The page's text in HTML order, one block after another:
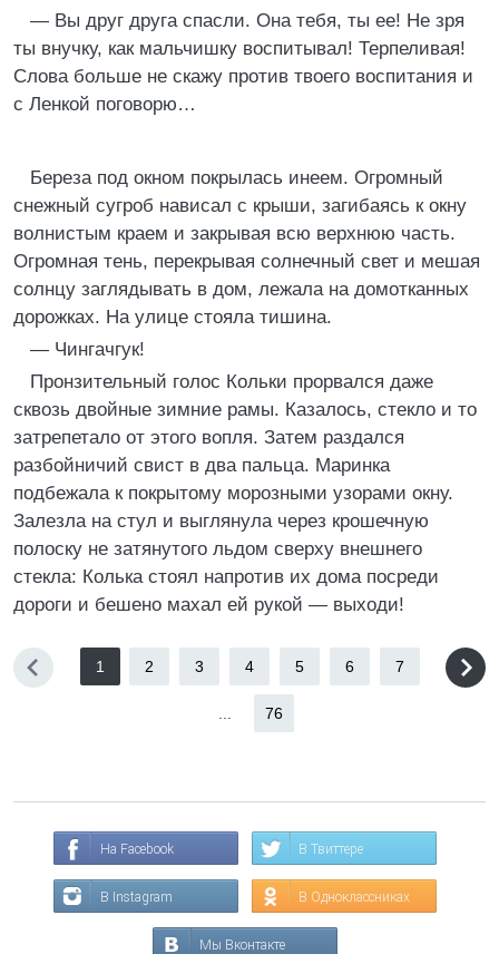
— Вы друг друга спасли. Она тебя, ты ее! Не зря
ты внучку, как мальчишку воспитывал! Терпеливая!
Слова больше не скажу против твоего воспитания и
с Ленкой поговорю…
Береза под окном покрылась инеем. Огромный
снежный сугроб нависал с крыши, загибаясь к окну
волнистым краем и закрывая всю верхнюю часть.
Огромная тень, перекрывая солнечный свет и мешая
солнцу заглядывать в дом, лежала на домотканных
дорожках. На улице стояла тишина.
— Чингачгук!
Пронзительный голос Кольки прорвался даже
сквозь двойные зимние рамы. Казалось, стекло и то
затрепетало от этого вопля. Затем раздался
разбойничий свист в два пальца. Маринка
подбежала к покрытому морозными узорами окну.
Залезла на стул и выглянула через крошечную
полоску не затянутого льдом сверху внешнего
стекла: Колька стоял напротив их дома посреди
дороги и бешено махал ей рукой — выходи!
1 2 3 4 5 6 7
76
На Facebook В Твиттере
В Instagram В Одноклассниках
Мы Вконтакте